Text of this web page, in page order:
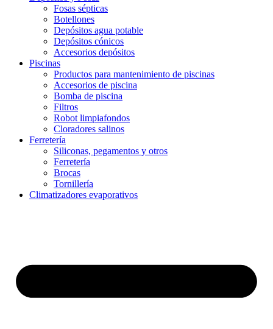
Fosas sépticas
Botellones
Depósitos agua potable
Depósitos cónicos
Accesorios depósitos
Piscinas
Productos para mantenimiento de piscinas
Accesorios de piscina
Bomba de piscina
Filtros
Robot limpiafondos
Cloradores salinos
Ferretería
Siliconas, pegamentos y otros
Ferretería
Brocas
Tornillería
Climatizadores evaporativos